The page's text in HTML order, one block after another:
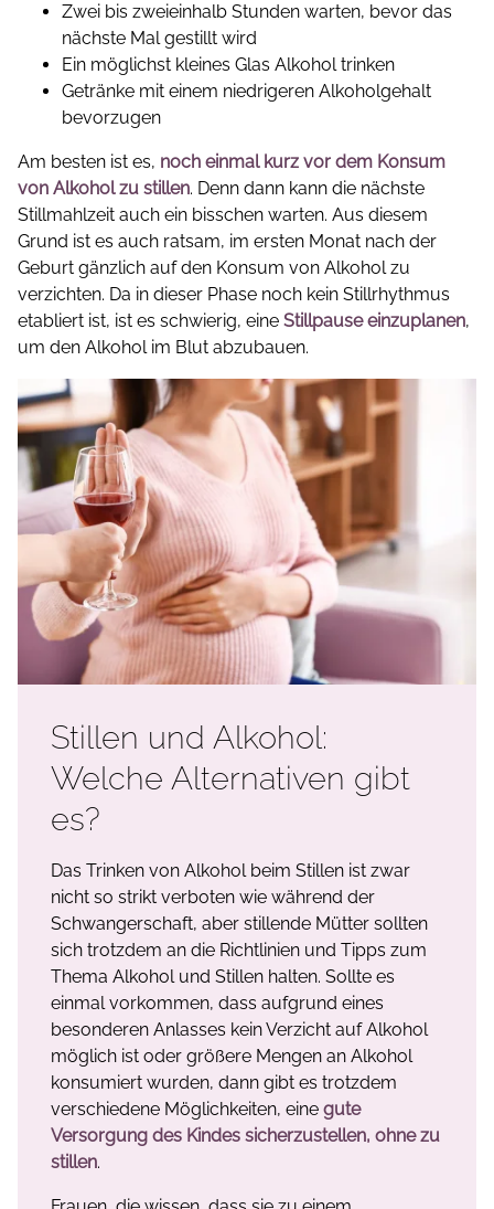
Zwei bis zweieinhalb Stunden warten, bevor das
nächste Mal gestillt wird
Ein möglichst kleines Glas Alkohol trinken
Getränke mit einem niedrigeren Alkoholgehalt
bevorzugen
Am besten ist es, noch einmal kurz vor dem Konsum
von Alkohol zu stillen. Denn dann kann die nächste
Stillmahlzeit auch ein bisschen warten. Aus diesem
Grund ist es auch ratsam, im ersten Monat nach der
Geburt gänzlich auf den Konsum von Alkohol zu
verzichten. Da in dieser Phase noch kein Stillrhythmus
etabliert ist, ist es schwierig, eine Stillpause einzuplanen,
um den Alkohol im Blut abzubauen.
Stillen und Alkohol:
Welche Alternativen gibt
es?
Das Trinken von Alkohol beim Stillen ist zwar
nicht so strikt verboten wie während der
Schwangerschaft, aber stillende Mütter sollten
sich trotzdem an die Richtlinien und Tipps zum
Thema Alkohol und Stillen halten. Sollte es
einmal vorkommen, dass aufgrund eines
besonderen Anlasses kein Verzicht auf Alkohol
möglich ist oder größere Mengen an Alkohol
konsumiert wurden, dann gibt es trotzdem
verschiedene Möglichkeiten, eine gute
Versorgung des Kindes sicherzustellen, ohne zu
stillen.